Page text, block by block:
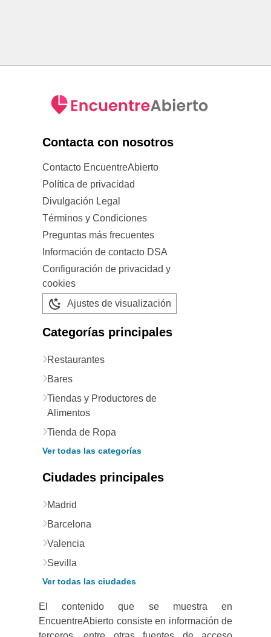
Contacta con nosotros
Contacto EncuentreAbierto
Política de privacidad
Divulgación Legal
Términos y Condiciones
Preguntas más frecuentes
Información de contacto DSA
Configuración de privacidad y
cookies
Ajustes de visualización
Categorías principales
Restaurantes
Bares
Tiendas y Productores de
Alimentos
Tienda de Ropa
Ver todas las categorías
Ciudades principales
Madrid
Barcelona
Valencia
Sevilla
Ver todas las ciudades
El contenido que se muestra en
EncuentreAbierto consiste en información de